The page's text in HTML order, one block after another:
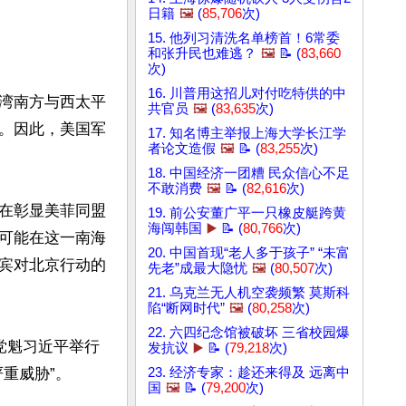
南方与西太平
因此，美国军
彰显美菲同盟
能在这一南海
对北京行动的
魁习近平举行
威胁”。
日籍 🖼️ (85,706次)
15. 他列习清洗名单榜首！6常委
和张升民也难逃？ 🖼️ 📝 (83,660
次)
16. 川普用这招儿对付吃特供的中
共官员 🖼️ (83,635次)
17. 知名博主举报上海大学长江学
者论文造假 🖼️ 📝 (83,255次)
18. 中国经济一团糟 民众信心不足
不敢消费 🖼️ 📝 (82,616次)
19. 前公安董广平一只橡皮艇跨黄
海闯韩国 ▶️ 📝 (80,766次)
20. 中国首现“老人多于孩子” “未富
先老”成最大隐忧 🖼️ (80,507次)
21. 乌克兰无人机空袭频繁 莫斯科
陷“断网时代” 🖼️ (80,258次)
22. 六四纪念馆被破坏 三省校园爆
发抗议 ▶️ 📝 (79,218次)
23. 经济专家：趁还来得及 远离中
国 🖼️ 📝 (79,200次)